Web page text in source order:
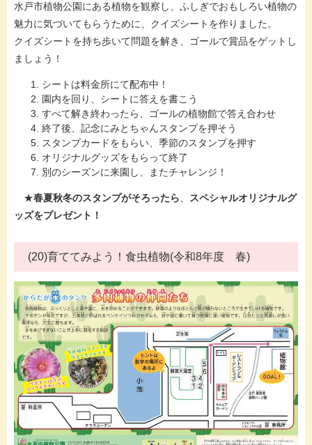
水戸市植物公園にある植物を観察し、ふしぎでおもしろい植物の
魅力に気づいてもらうために、クイズシートを作りました。
クイズシートを持ち歩いて問題を解き、ゴールで賞品をゲットし
ましょう！
シートは料金所にて配布中！
園内を回り、シートに答えを書こう
すべて解き終わったら、ゴールの植物館で答え合わせ
終了後、記念にみとちゃんスタンプを押そう
スタンプカードをもらい、季節のスタンプを押す
オリジナルグッズをもらって終了
別のシーズンに来園し、またチャレンジ！
★春夏秋冬のスタンプがそろったら
スペシャルオリジナルグ
ッズをプレゼント！​
(20)育ててみよう！食虫植物(令和8年度 春)